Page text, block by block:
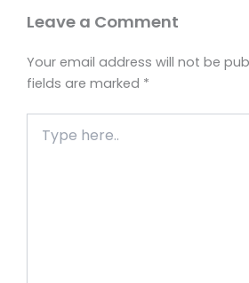
Leave a Comment
Your email address will not be
fields are marked *
here..